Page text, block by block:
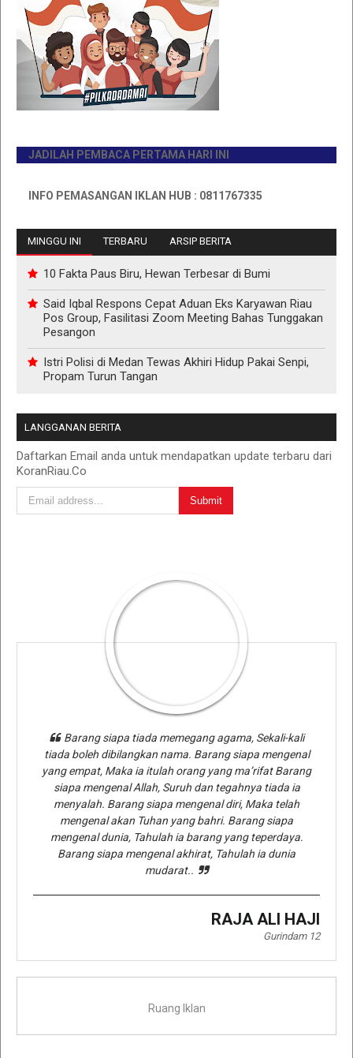
JADILAH PEMBACA PERTAMA HARI INI
INFO PEMASANGAN IKLAN HUB : 0811767335
MINGGU INI TERBARU ARSIP BERITA
10 Fakta Paus Biru, Hewan Terbesar di Bumi
Said Iqbal Respons Cepat Aduan Eks Karyawan Riau
Pos Group, Fasilitasi Zoom Meeting Bahas Tunggakan
Pesangon
Istri Polisi di Medan Tewas Akhiri Hidup Pakai Senpi,
Propam Turun Tangan
LANGGANAN BERITA
Daftarkan Email anda untuk mendapatkan update terbaru dari
KoranRiau.Co
Barang siapa tiada memegang agama, Sekali-kali
tiada boleh dibilangkan nama. Barang siapa mengenal
yang empat, Maka ia itulah orang yang ma’rifat Barang
siapa mengenal Allah, Suruh dan tegahnya tiada ia
menyalah. Barang siapa mengenal diri, Maka telah
mengenal akan Tuhan yang bahri. Barang siapa
mengenal dunia, Tahulah ia barang yang teperdaya.
Barang siapa mengenal akhirat, Tahulah ia dunia
mudarat..
RAJA ALI HAJI
Gurindam 12
Ruang Iklan